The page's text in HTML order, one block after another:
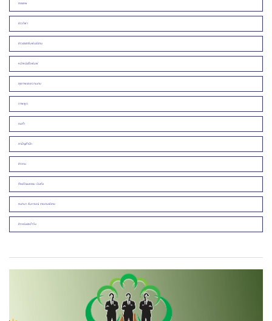
สรรเสพ
ข่าวกีฬา
ข่าวประชาสัมพันธ์/งาน
หน้าหนังสือพิมพ์
สุขภาพและความงาม
ภาพพูด
คมคำ
สามัญสำนึก
ข่าวคน
ศิลปวัฒนธรรม บันเทิง
สนทนา สัมภาษณ์ รายงานพิเศษ
ข่าวเด่นประจำวัน